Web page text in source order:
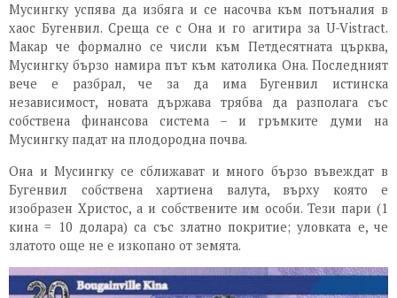
Мусингку успява да избяга и се насочва към потъналия в
хаос Бугенвил. Среща се с Она и го агитира за U-Vistract.
Макар че формално се числи към Петдесятната църква,
Мусингку бързо намира път към католика Она. Последният
вече е разбрал, че за да има Бугенвил истинска
независимост, новата държава трябва да разполага със
собствена финансова система – и гръмките думи на
Мусингку падат на плодородна почва.
Она и Мусингку се сближават и много бързо въвеждат в
Бугенвил собствена хартиена валута, върху която е
изобразен Христос, а и собствените им особи. Тези пари (1
кина = 10 долара) са със златно покритие; уловката е, че
златото още не е изкопано от земята.